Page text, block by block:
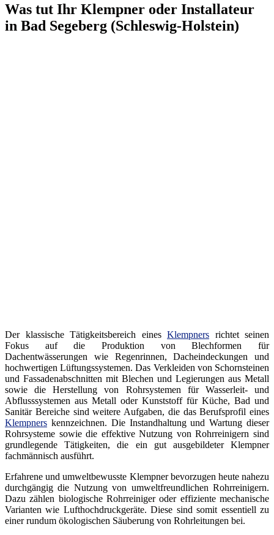
Was tut Ihr Klempner oder Installateur
in Bad Segeberg (Schleswig-Holstein)
Der klassische Tätigkeitsbereich eines Klempners richtet seinen
Fokus auf die Produktion von Blechformen für
Dachentwässerungen wie Regenrinnen, Dacheindeckungen und
hochwertigen Lüftungssystemen. Das Verkleiden von Schornsteinen
und Fassadenabschnitten mit Blechen und Legierungen aus Metall
sowie die Herstellung von Rohrsystemen für Wasserleit- und
Abflusssystemen aus Metall oder Kunststoff für Küche, Bad und
Sanitär Bereiche sind weitere Aufgaben, die das Berufsprofil eines
Klempners kennzeichnen. Die Instandhaltung und Wartung dieser
Rohrsysteme sowie die effektive Nutzung von Rohrreinigern sind
grundlegende Tätigkeiten, die ein gut ausgebildeter Klempner
fachmännisch ausführt.
Erfahrene und umweltbewusste Klempner bevorzugen heute nahezu
durchgängig die Nutzung von umweltfreundlichen Rohrreinigern.
Dazu zählen biologische Rohrreiniger oder effiziente mechanische
Varianten wie Lufthochdruckgeräte. Diese sind somit essentiell zu
einer rundum ökologischen Säuberung von Rohrleitungen bei.